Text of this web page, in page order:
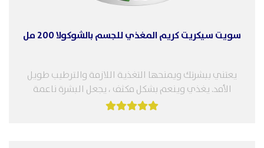
سويت سيكريت كريم المغذي للجسم بالشوكولا 200 مل
يعتني ببشرتك ويمنحها التغذية اللازمة والترطيب طويل
الأمد. يغذي وينعم بشكل مكثف ، يجعل البشرة ناعمة
مخملية. يوضع المنتج على...